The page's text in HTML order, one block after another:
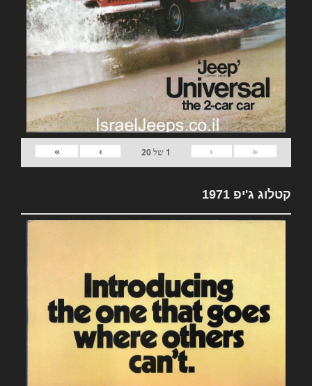
«
‹
1 של20
›
»
קטלוג ג'יפ 1971